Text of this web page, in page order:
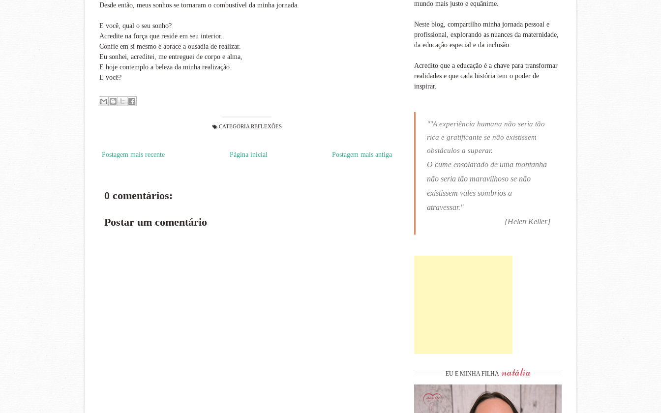
Desde então, meus sonhos se tornaram o combustível da minha jornada.
E você, qual o seu sonho?
Acredite na força que reside em seu interior.
Confie em si mesmo e abrace a ousadia de realizar.
Eu sonhei, acreditei, me entreguei de corpo e alma,
E hoje contemplo a beleza da minha realização.
E você?
CATEGORIA REFLEXÕES
Postagem mais recente Postagem mais antiga
Página inicial
0 comentários:
Postar um comentário
mundo mais justo e equânime.
Neste blog, compartilho minha jornada pessoal e
profissional, explorando as nuances da maternidade,
da educação especial e da inclusão.
Acredito que a educação é a chave para transformar
realidades e que cada história tem o poder de
inspirar.
""A experiência humana não seria tão
rica e gratificante se não existissem
obstáculos a superar.
O cume ensolarado de uma montanha
não seria tão maravilhoso se não
existissem vales sombrios a
atravessar."
{Helen Keller}
EU E MINHA FILHA natália